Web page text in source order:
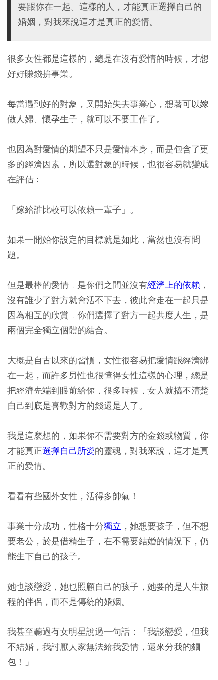
要跟你在一起。這樣的人，才能真正選擇自己的
婚姻，對我來說這才是真正的愛情。
很多女性都是這樣的，總是在沒有愛情的時候，才想
好好賺錢拚事業。
每當遇到好的對象，又開始失去事業心，想著可以嫁
做人婦、懷孕生子，就可以不要工作了。
也因為對愛情的期望不只是愛情本身，而是包含了更
多的經濟因素，所以選對象的時候，也很容易就變成
在評估：
「嫁給誰比較可以依賴一輩子」。
如果一開始你設定的目標就是如此，當然也沒有問
題。
但是最棒的愛情，是你們之間並沒有經濟上的依賴 ，
沒有誰少了對方就會活不下去，彼此會走在一起只是
因為相互的欣賞，你們選擇了對方一起共度人生，是
兩個完全獨立個體的結合。
大概是自古以來的習慣，女性很容易把愛情跟經濟綁
在一起，而許多男性也很懂得女性這樣的心理，總是
把經濟先端到眼前給你，很多時候，女人就搞不清楚
自己到底是喜歡對方的錢還是人了。
我是這麼想的，如果你不需要對方的金錢或物質，你
才能真正選擇自己所愛的靈魂，對我來說，這才是真
正的愛情。
看看有些國外女性，活得多帥氣！
事業十分成功，性格十分獨立 ，她想要孩子，但不想
要老公，於是借精生子，在不需要結婚的情況下，仍
能生下自己的孩子。
她也談戀愛，她也照顧自己的孩子，她要的是人生旅
程的伴侶，而不是傳統的婚姻。
我甚至聽過有女明星說過一句話：「我談戀愛，但我
不結婚，我討厭人家無法給我愛情，還來分我的麵
包！」